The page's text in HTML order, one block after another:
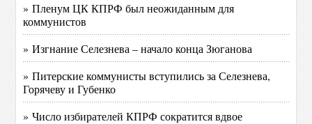
» Пленум ЦК КПРФ был неожиданным для
коммунистов
» Изгнание Селезнева – начало конца Зюганова
» Питерские коммунисты вступились за Селезнева,
Горячеву и Губенко
» Число избирателей КПРФ сократится вдвое